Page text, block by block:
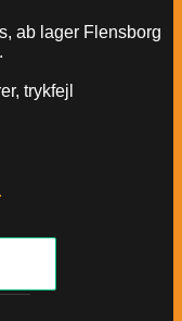
ab lager Flensborg
trykfejl